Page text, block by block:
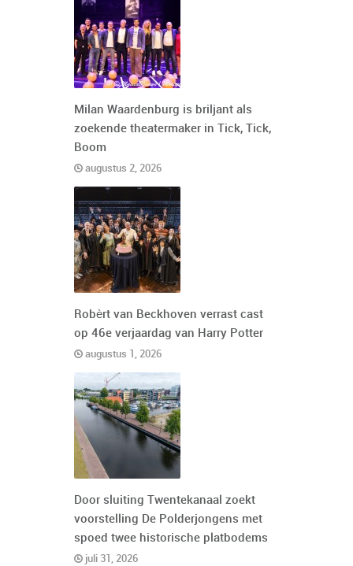
Milan Waardenburg is briljant als
zoekende theatermaker in Tick, Tick,
Boom
augustus 2, 2026
Robèrt van Beckhoven verrast cast
op 46e verjaardag van Harry Potter
augustus 1, 2026
Door sluiting Twentekanaal zoekt
voorstelling De Polderjongens met
spoed twee historische platbodems
juli 31, 2026